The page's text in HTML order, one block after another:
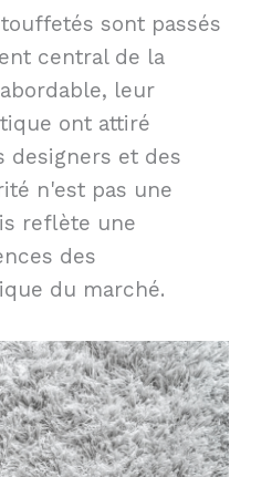
sont passés
central de la
leur
ont attiré
designers et des
n'est pas une
reflète une
des
du marché.